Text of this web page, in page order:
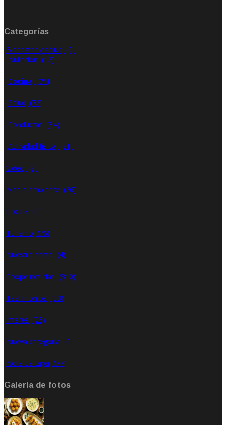
Categorías
Bienestar y salud (0)
Nutrición (12)
Cocina (71)
Salud (72)
Conductas (34)
Actividad física (21)
Video (8)
Medio ambiente (26)
Cocina (0)
Turismo (76)
Nuestra gente (4)
Coope noticias (310)
Testimonios (33)
Interés (25)
Nueva categoría (0)
Nota de tapa (77)
Galería de fotos